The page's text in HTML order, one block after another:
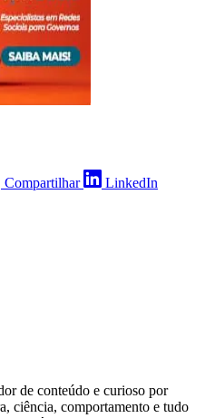
Compartilhar LinkedIn
de conteúdo e curioso por
ciência, comportamento e tudo